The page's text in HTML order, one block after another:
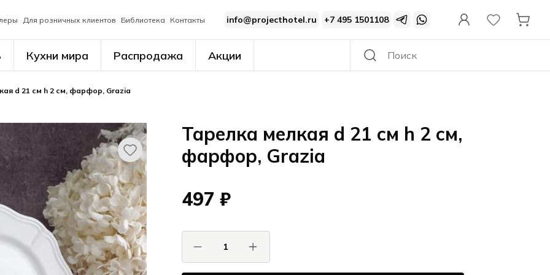
Для розничных клиентов Библиотека Контакты info@projecthotel.ru +7 495 1501108
Кухни мира Распродажа Акции
d 21 см h 2 см, фарфор, Grazia
Тарелка мелкая d 21 см h 2 см,
фарфор, Grazia
497 ₽